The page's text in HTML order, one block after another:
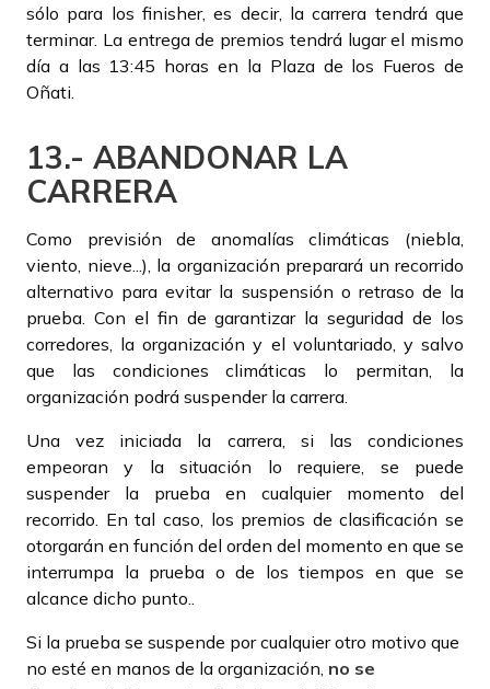
sólo para los finisher, es decir, la carrera tendrá que
terminar. La entrega de premios tendrá lugar el mismo
día a las 13:45 horas en la Plaza de los Fueros de
Oñati.
13.- ABANDONAR LA
CARRERA
Como previsión de anomalías climáticas (niebla,
viento, nieve...), la organización preparará un recorrido
alternativo para evitar la suspensión o retraso de la
prueba. Con el fin de garantizar la seguridad de los
corredores, la organización y el voluntariado, y salvo
que las condiciones climáticas lo permitan, la
organización podrá suspender la carrera.
Una vez iniciada la carrera, si las condiciones
empeoran y la situación lo requiere, se puede
suspender la prueba en cualquier momento del
recorrido. En tal caso, los premios de clasificación se
otorgarán en función del orden del momento en que se
interrumpa la prueba o de los tiempos en que se
alcance dicho punto..
Si la prueba se suspende por cualquier otro motivo que
no esté en manos de la organización, no se